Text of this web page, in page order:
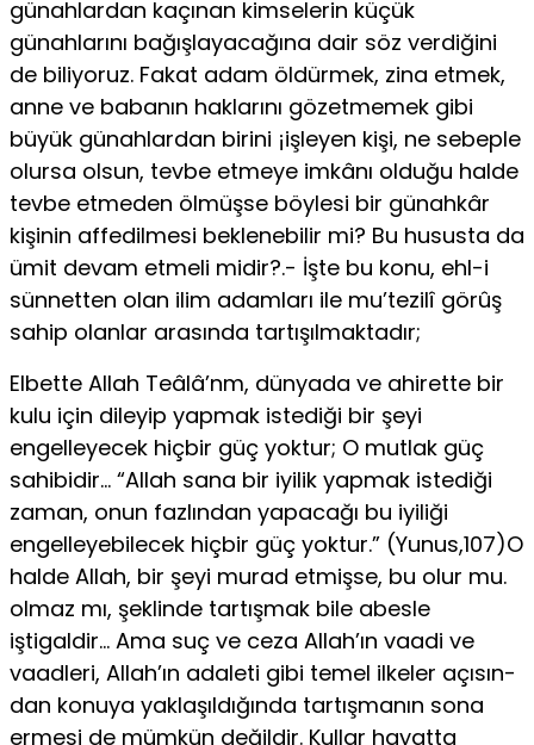
günahlardan kaçınan kimselerin küçük
günahlarını bağışlayacağına dair söz verdiğini
de biliyoruz. Fakat adam öldürmek, zina etmek,
anne ve babanın haklarını gözetmemek gibi
büyük günahlardan birini ¡işleyen kişi, ne sebeple
olursa olsun, tevbe etmeye imkânı olduğu halde
tevbe etmeden ölmüşse böylesi bir günahkâr
kişinin affe­dilmesi beklenebilir mi? Bu hususta da
ümit devam etmeli midir?.- İşte bu konu, ehl-i
sünnetten olan ilim adamları ile mu’tezilî görûş
sahip olanlar arasında tartışılmaktadır;
Elbette Allah Teâlâ’nm, dünyada ve ahirette bir
kulu için dileyip yapmak istediği bir şeyi
engelleyecek hiçbir güç yoktur; O mutlak güç
sahibidir… “Allah sana bir iyilik yapmak istediği
zaman, onun fazlından yapacağı bu iyiliği
engelleyebilecek hiçbir güç yoktur.” (Yunus,107)O
halde Allah, bir şeyi murad etmişse, bu olur mu.
olmaz mı, şeklinde tartışmak bile abesle
iştigaldir… Ama suç ve ceza Allah’ın vaadi ve
vaadleri, Allah’ın adaleti gibi temel ilkeler açısın­
dan konuya yaklaşıldığında tartışmanın sona
ermesi de mümkün değildir. Kullar hayatta